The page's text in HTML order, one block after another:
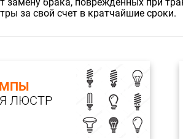
за свой счет в кратчайшие сроки.
ЛЮСТР